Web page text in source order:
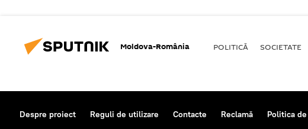
Moldova-România POLITICĂ SOCIETATE
Despre proiect Reguli de utilizare Contacte Reclamă Politica